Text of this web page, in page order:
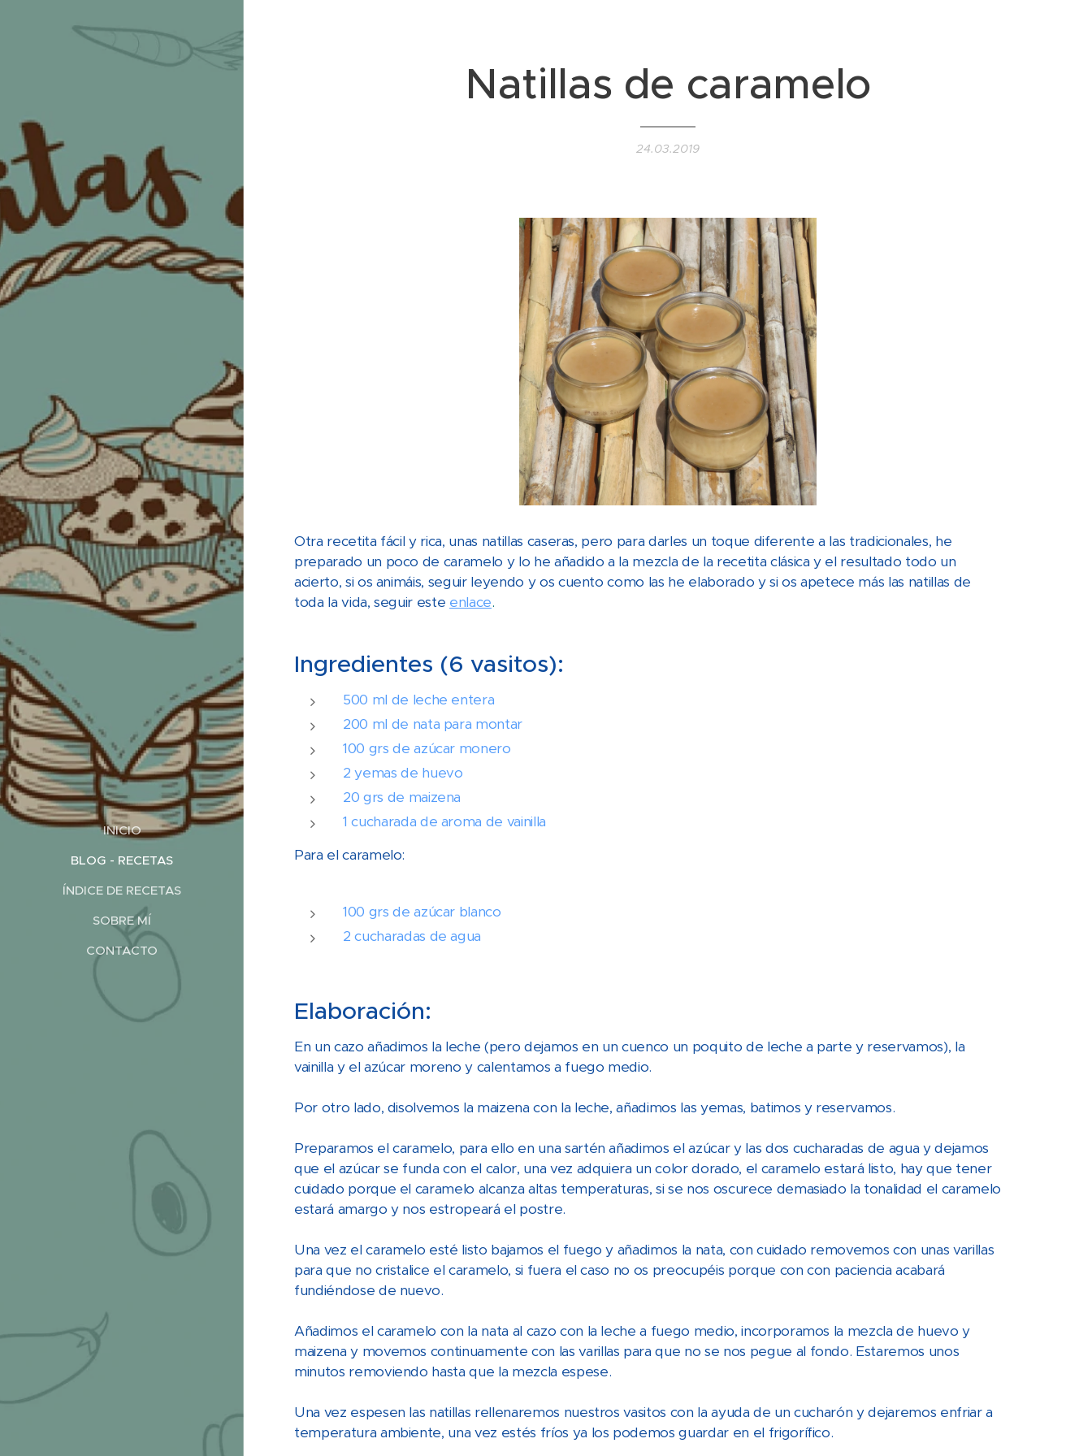
INICIO
BLOG - RECETAS
ÍNDICE DE RECETAS
SOBRE MÍ
CONTACTO
Natillas de caramelo
24.03.2019
Otra recetita fácil y rica, unas natillas caseras, pero para darles un toque diferente a las tradicionales, he
preparado un poco de caramelo y lo he añadido a la mezcla de la recetita clásica y el resultado todo un
acierto, si os animáis, seguir leyendo y os cuento como las he elaborado y si os apetece más las natillas de
toda la vida, seguir este enlace.
Ingredientes (6 vasitos):
500 ml de leche entera
200 ml de nata para montar
100 grs de azúcar monero
2 yemas de huevo
20 grs de maizena
1 cucharada de aroma de vainilla
Para el caramelo:
100 grs de azúcar blanco
2 cucharadas de agua
Elaboración:
En un cazo añadimos la leche (pero dejamos en un cuenco un poquito de leche a parte y reservamos), la
vainilla y el azúcar moreno y calentamos a fuego medio.
Por otro lado, disolvemos la maizena con la leche, añadimos las yemas, batimos y reservamos.
Preparamos el caramelo, para ello en una sartén añadimos el azúcar y las dos cucharadas de agua y dejamos
que el azúcar se funda con el calor, una vez adquiera un color dorado, el caramelo estará listo, hay que tener
cuidado porque el caramelo alcanza altas temperaturas, si se nos oscurece demasiado la tonalidad el caramelo
estará amargo y nos estropeará el postre.
Una vez el caramelo esté listo bajamos el fuego y añadimos la nata, con cuidado removemos con unas varillas
para que no cristalice el caramelo, si fuera el caso no os preocupéis porque con con paciencia acabará
fundiéndose de nuevo.
Añadimos el caramelo con la nata al cazo con la leche a fuego medio, incorporamos la mezcla de huevo y
maizena y movemos continuamente con las varillas para que no se nos pegue al fondo. Estaremos unos
minutos removiendo hasta que la mezcla espese.
Una vez espesen las natillas rellenaremos nuestros vasitos con la ayuda de un cucharón y dejaremos enfriar a
temperatura ambiente, una vez estés fríos ya los podemos guardar en el frigorífico.